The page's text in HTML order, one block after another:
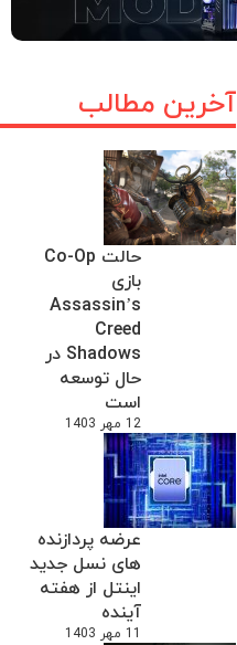
آخرین مطالب
حالت Co-Op
بازی
Assassin’s
Creed
Shadows در
حال توسعه
است
12 مهر 1403
عرضه پردازنده
های نسل جدید
اینتل از هفته
آینده
11 مهر 1403